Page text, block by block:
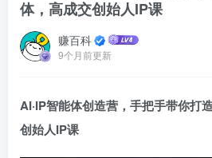
体，高成交创始人IP课
赚百科
9个月前更新
AI·IP智能体创造营 ，手把手带你打
创始人IP课